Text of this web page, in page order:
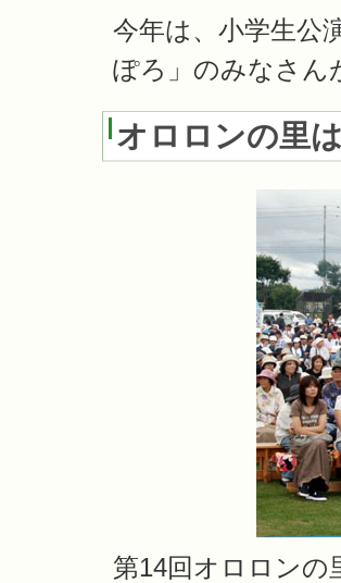
今年は、小学生公
ぽろ」のみなさん
オロロンの里
第14回オロロンの